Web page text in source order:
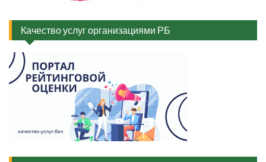
Качество услуг организациями РБ